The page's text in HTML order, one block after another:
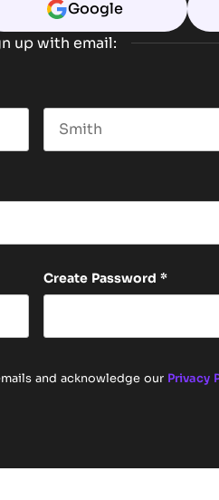
Google
up with email:
Create Password *
and acknowledge our Privacy